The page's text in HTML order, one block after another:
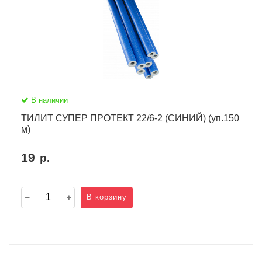
В наличии
ТИЛИТ СУПЕР ПРОТЕКТ 22/6-2 (СИНИЙ) (уп.150
м)
19 р.
В корзину